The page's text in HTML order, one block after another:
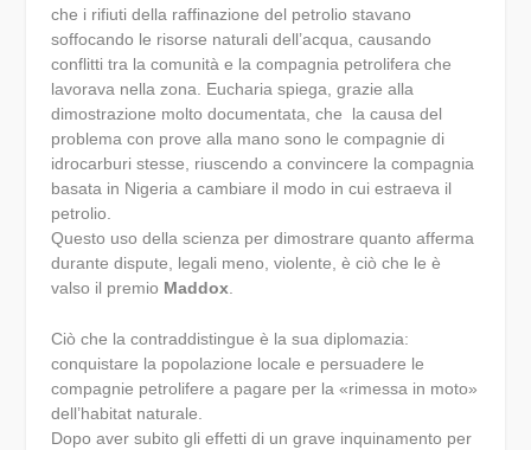
che i rifiuti della raffinazione del petrolio stavano
soffocando le risorse naturali dell’acqua, causando
conflitti tra la comunità e la compagnia petrolifera che
lavorava nella zona. Eucharia spiega, grazie alla
dimostrazione molto documentata, che la causa del
problema con prove alla mano sono le compagnie di
idrocarburi stesse, riuscendo a convincere la compagnia
basata in Nigeria a cambiare il modo in cui estraeva il
petrolio.
Questo uso della scienza per dimostrare quanto afferma
durante dispute, legali meno, violente, è ciò che le è
valso il premio Maddox
Ciò che la contraddistingue è la sua diplomazia:
conquistare la popolazione locale e persuadere le
compagnie petrolifere a pagare per la «rimessa in moto»
dell’habitat naturale.
Dopo aver subito gli effetti di un grave inquinamento per